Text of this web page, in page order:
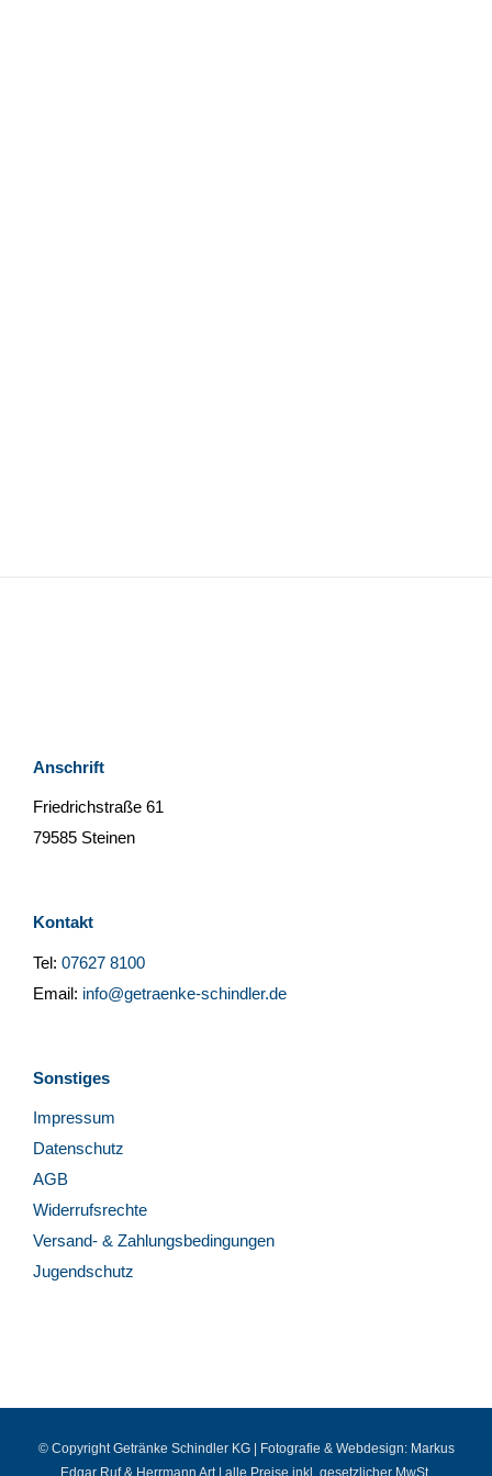
Anschrift
Friedrichstraße 61
79585 Steinen
Kontakt
Tel: 07627 8100
Email: info@getraenke-schindler.de
Sonstiges
Impressum
Datenschutz
AGB
Widerrufsrechte
Versand- & Zahlungsbedingungen
Jugendschutz
© Copyright Getränke Schindler KG | Fotografie & Webdesign: Markus
Edgar Ruf& Herrmann Art| alle Preise inkl. gesetzlicher MwSt.